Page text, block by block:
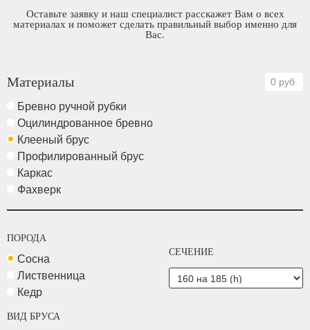
Оставьте заявку и наш специалист расскажет Вам о всех
материалах и поможет сделать правильный выбор именно для
Вас.
Материалы 0 руб.
Бревно ручной рубки
Оцилиндрованное бревно
Клееный брус
Профилированный брус
Каркас
Фахверк
ПОРОДА
Сосна
Лиственница
Кедр
СЕЧЕНИЕ
ВИД БРУСА